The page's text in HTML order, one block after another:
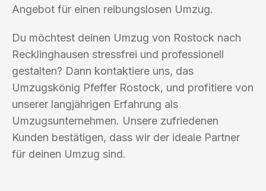
Angebot für einen reibungslosen Umzug.
Du möchtest deinen Umzug von Rostock nach
Recklinghausen stressfrei und professionell
gestalten? Dann kontaktiere uns, das
Umzugskönig Pfeffer Rostock, und profitiere von
unserer langjährigen Erfahrung als
Umzugsunternehmen. Unsere zufriedenen
Kunden bestätigen, dass wir der ideale Partner
für deinen Umzug sind.